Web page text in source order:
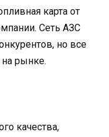
карта от
Сеть АЗС
но все
рынке.
качества,